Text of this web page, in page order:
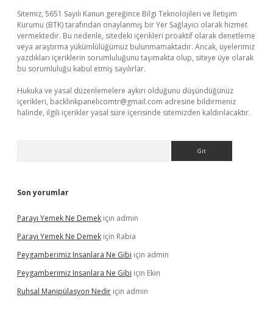
Sitemiz, 5651 Sayılı Kanun gereğince Bilgi Teknolojileri ve İletişim
Kurumu (BTK) tarafından onaylanmış bir Yer Sağlayıcı olarak hizmet
vermektedir. Bu nedenle, sitedeki içerikleri proaktif olarak denetleme
veya araştırma yükümlülüğümüz bulunmamaktadır. Ancak, üyelerimiz
yazdıkları içeriklerin sorumluluğunu taşımakta olup, siteye üye olarak
bu sorumluluğu kabul etmiş sayılırlar.
Hukuka ve yasal düzenlemelere aykırı olduğunu düşündüğünüz
içerikleri, backlinkpanelicomtr@gmail.com adresine bildirmeniz
halinde, ilgili içerikler yasal süre içerisinde sitemizden kaldırılacaktır.
Son yorumlar
Parayı Yemek Ne Demek için admin
Parayı Yemek Ne Demek için Rabia
Peygamberimiz Insanlara Ne Gibi için admin
Peygamberimiz Insanlara Ne Gibi için Ekin
Ruhsal Manipülasyon Nedir için admin